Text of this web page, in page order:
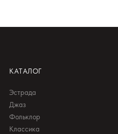
КАТАЛОГ
Эстрада
Джаз
Фольклор
Классика